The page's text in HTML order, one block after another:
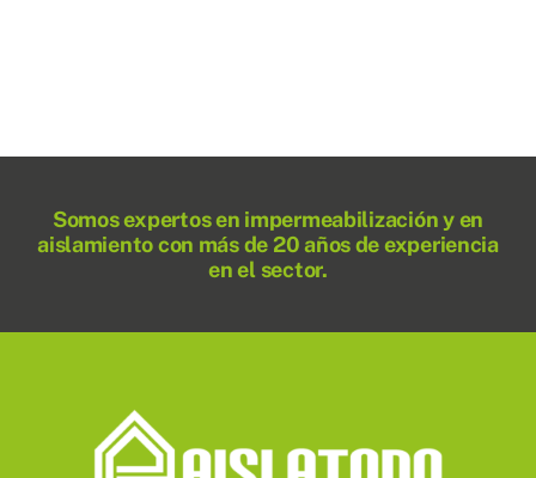
Somos expertos en impermeabilización y en
aislamiento con más de 20 años de experiencia
en el sector.